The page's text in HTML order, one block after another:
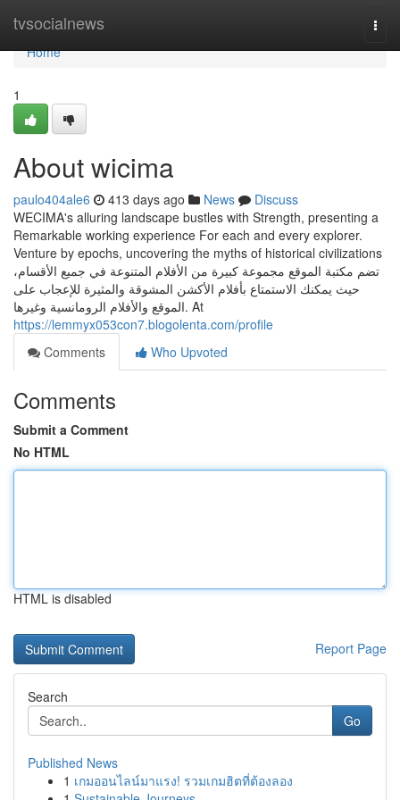
tvsocialnews
Home
Home
1
About wicima
paulo404ale6 413 days ago News
Discuss
WECIMA's alluring landscape bustles with Strength, presenting a
Remarkable working experience For each and every explorer.
Venture by epochs, uncovering the myths of historical civilizations
تضم مكتبة الموقع مجموعة كبيرة من الأفلام المتنوعة في جميع الأقسام،
حيث يمكنك الاستمتاع بأفلام الأكشن المشوقة والمثيرة للإعجاب على
الموقع والأفلام الرومانسية وغيرها. At
https://lemmyx053con7.blogolenta.com/profile
Comments
Who Upvoted
Comments
Submit a Comment
No HTML
HTML is disabled
Report Page
Search
Go
Published News
1 เกมออนไลน์มาแรง! รวมเกมฮิตที่ต้องลอง